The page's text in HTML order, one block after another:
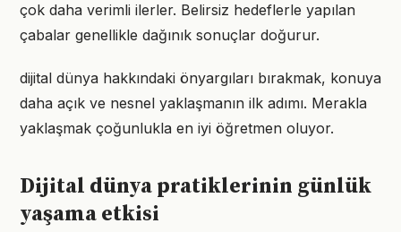
çok daha verimli ilerler. Belirsiz hedeflerle yapılan
çabalar genellikle dağınık sonuçlar doğurur.
dijital dünya hakkındaki önyargıları bırakmak, konuya
daha açık ve nesnel yaklaşmanın ilk adımı. Merakla
yaklaşmak çoğunlukla en iyi öğretmen oluyor.
Dijital dünya pratiklerinin günlük
yaşama etkisi